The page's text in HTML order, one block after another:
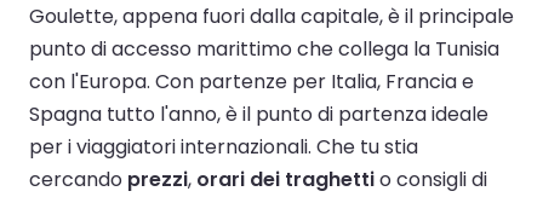
Goulette, appena fuori dalla capitale, è il principale
punto di accesso marittimo che collega la Tunisia
con l'Europa. Con partenze per Italia, Francia e
Spagna tutto l'anno, è il punto di partenza ideale
per i viaggiatori internazionali. Che tu stia
cercando prezzi, orari dei traghettio consigli di